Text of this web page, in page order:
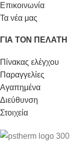
Επικοινωνία
Τα νέα μας
ΓΙΆ ΤΟΝ ΠΕΛΆΤΗ
Πίνακας ελέγχου
Παραγγελίες
Αγαπημένα
Διεύθυνση
Στοιχεία